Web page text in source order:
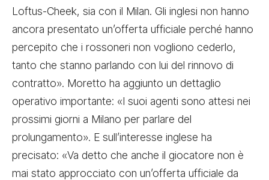
Loftus-Cheek, sia con il Milan. Gli inglesi non hanno
ancora presentato un’offerta ufficiale perché hanno
percepito che i rossoneri non vogliono cederlo,
tanto che stanno parlando con lui del rinnovo di
contratto». Moretto ha aggiunto un dettaglio
operativo importante: «I suoi agenti sono attesi nei
prossimi giorni a Milano per parlare del
prolungamento». E sull’interesse inglese ha
precisato: «Va detto che anche il giocatore non è
mai stato approcciato con un’offerta ufficiale da